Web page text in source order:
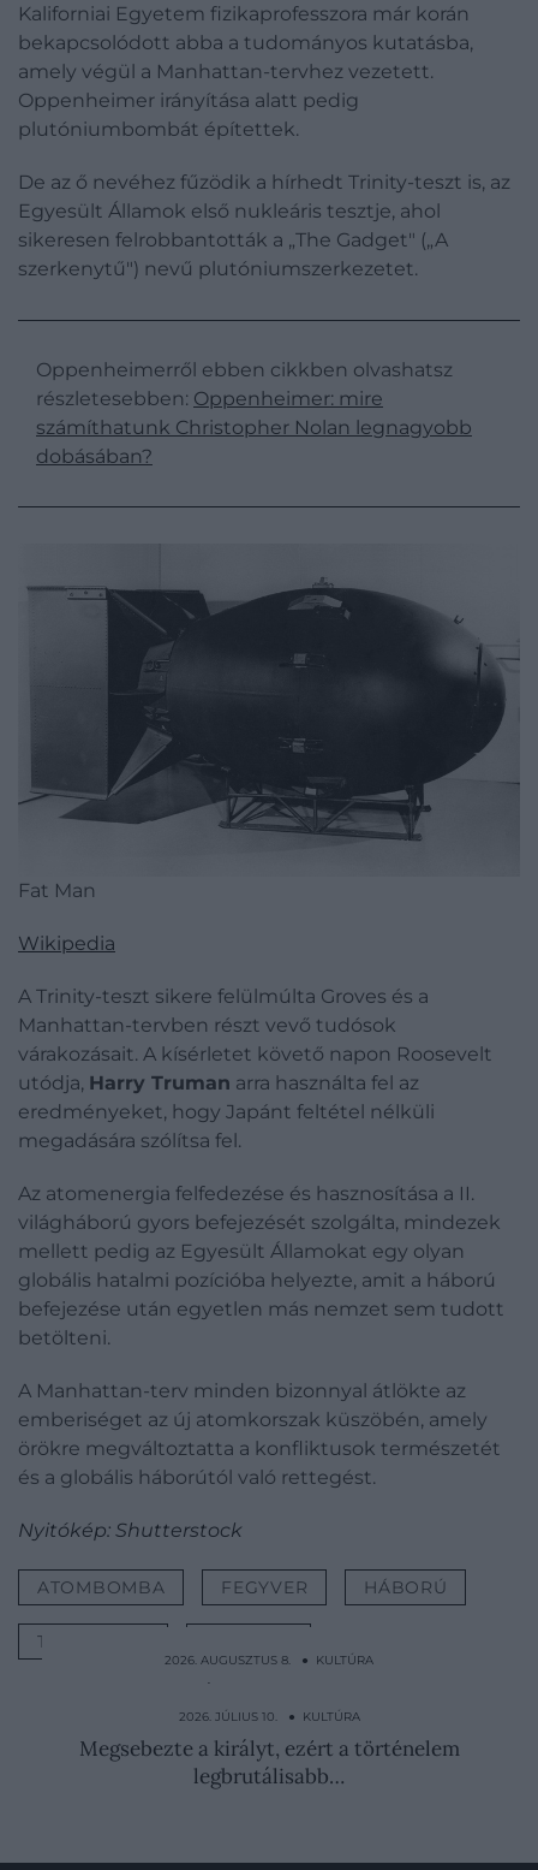
Kaliforniai Egyetem fizikaprofesszora már korán
bekapcsolódott abba a tudományos kutatásba,
amely végül a Manhattan-tervhez vezetett.
Oppenheimer irányítása alatt pedig
plutóniumbombát építettek.
De az ő nevéhez fűzödik a hírhedt Trinity-teszt is, az
Egyesült Államok első nukleáris tesztje, ahol
sikeresen felrobbantották a „The Gadget" („A
szerkenytű") nevű plutóniumszerkezetet.
Oppenheimerről ebben cikkben olvashatsz
részletesebben: Oppenheimer: mire
számíthatunk Christopher Nolan legnagyobb
dobásában?
Fat Man
Wikipedia
A Trinity-teszt sikere felülmúlta Groves és a
Manhattan-tervben részt vevő tudósok
várakozásait. A kísérletet követő napon Roosevelt
utódja, Harry Truman arra használta fel az
eredményeket, hogy Japánt feltétel nélküli
megadására szólítsa fel.
Az atomenergia felfedezése és hasznosítása a II.
világháború gyors befejezését szolgálta, mindezek
mellett pedig az Egyesült Államokat egy olyan
globális hatalmi pozícióba helyezte, amit a háború
befejezése után egyetlen más nemzet sem tudott
betölteni.
A Manhattan-terv minden bizonnyal átlökte az
emberiséget az új atomkorszak küszöbén, amely
örökre megváltoztatta a konfliktusok természetét
és a globális háborútól való rettegést.
Nyitókép: Shutterstock
ATOMBOMBA FEGYVER HÁBORÚ
TALÁLMÁNY
2026. AUGUSZTUS 8. ● KULTÚRA
11 éves korára két kisfiúval végzett:
született gonosznak…
2026. JÚLIUS 10. ● KULTÚRA
Megsebezte a királyt, ezért a történelem
legbrutálisabb…